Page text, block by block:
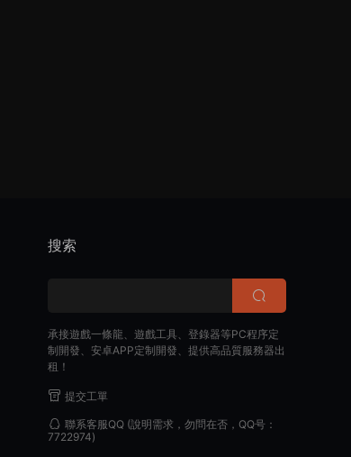
搜索
承接遊戲一條龍、遊戲工具、登錄器等PC程序定
制開發、安卓APP定制開發、提供高品質服務器出
租！
提交工單
聯系客服QQ(說明需求，勿問在否，QQ号：
7722974)